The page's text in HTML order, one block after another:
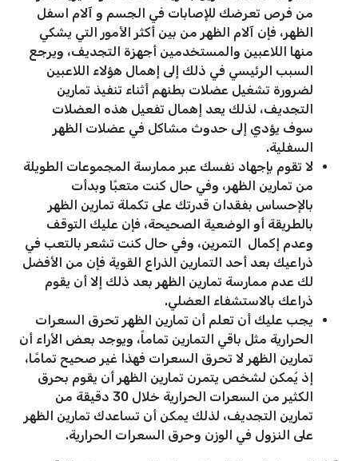
من فرص تعرضك للإصابات في الجسم و آلام اسفل
الظهر، فإن آلام الظهر من بين أكثر الأمور التي يشكي
منها اللاعبين والمستخدمين أجهزة التجديف، ويرجع
السبب الرئيسي في ذلك إلى إهمال هؤلاء اللاعبين
لضرورة تشغيل عضلات بطنهم أثناء تنفيذ تمارين
التجديف، لذلك يعد إهمال تفعيل هذه العضلات
سوف يؤدي إلى حدوث مشاكل في عضلات الظهر
السفلية.
لا تقوم بإجهاد نفسك عبر ممارسة المجموعات الطويلة
من تمارين الظهر، وفي حال كنت متعبًا وبدأت
بالإحساس بفقدان قدرتك على تكملة تمارين الظهر
بالطريقة أو الوضعية الصحيحة، فإن عليك التوقف
وعدم إكمال التمرين، وفي حال كنت تشعر بالتعب في
ذراعيك بعد أحد التمارين الذراع القوية فإن من الأفضل
لك عدم ممارسة تمارين الظهر بعد ذلك إلا أن يقوم
ذراعك بالاستشفاء العضلي.
يجب عليك أن تعلم أن تمارين الظهر تحرق السعرات
الحرارية مثل باقي التمارين تماماً، ويوجد بعض الأراء أن
تمارين الظهر لا تحرق السعرات فهذا غير صحيح تمامًا،
إذ يُمكن لشخص يتمرن تمارين الظهر أن يقوم بحرق
الكثير من السعرات الحرارية خلال 30 دقيقة من
تمارين التجديف، لذلك يمكن أن تساعدك تمارين الظهر
على النزول في الوزن وحرق السعرات الحرارية.